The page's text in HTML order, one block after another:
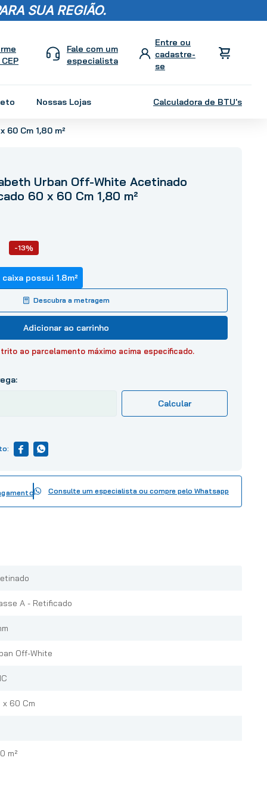
SUA REGIÃO.
Fale com um
especialista
Nossas Lojas Calculadora de BTU's
Cm 1,80 m²
Urban Off-White Acetinado
60 x 60 Cm 1,80 m²
-13%
possui 1.8m²
Descubra a metragem
Adicionar ao carrinho
ao parcelamento máximo acima especificado.
Consulte um especialista ou compre pelo Whatsapp
A - Retificado
Off-White
x 60 Cm
m²